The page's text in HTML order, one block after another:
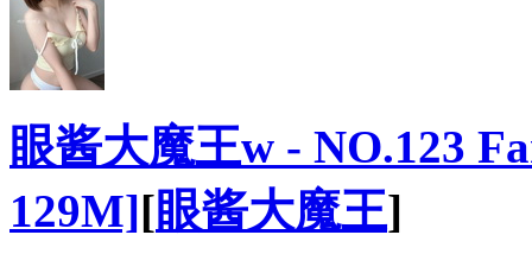
眼酱大魔王w - NO.123
129M][眼酱大魔王]